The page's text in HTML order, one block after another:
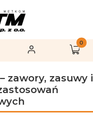
Zaloguj się
zawory, zasuwy i